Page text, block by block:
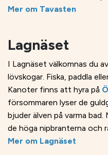
Mer om Tavasten
Lagnäset
I Lagnäset välkomnas du
lövskogar. Fiska, paddla
Kanoter finns att hyra på
försommaren lyser de
bjuder älven på varma
de höga nipbranterna och
Mer om Lagnäset